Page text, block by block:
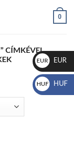
0
CÍMKÉVEL
EUR
€
EUR
HUF
Ft
HUF